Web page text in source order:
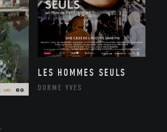
LES HOMMES SEULS
DORME YVES